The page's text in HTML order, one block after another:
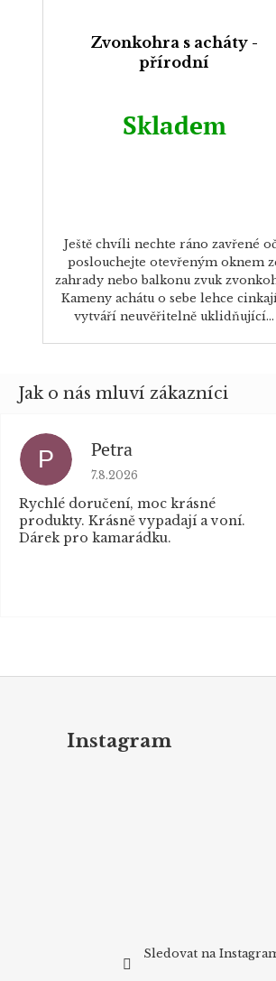
Zvonkohra s acháty -
přírodní
Skladem
Ještě chvíli nechte ráno zavřené
poslouchejte otevřeným oknem
zahrady nebo balkonu zvuk
Kameny achátu o sebe lehce
vytváří neuvěřitelně uklidňující...
P Petra
Hodnocení obchodu je 5 z
7.8.2026
Rychlé doručení, moc krásné
produkty. Krásně vypadají a voní.
Dárek pro kamarádku.
Instagram
Sledovat na